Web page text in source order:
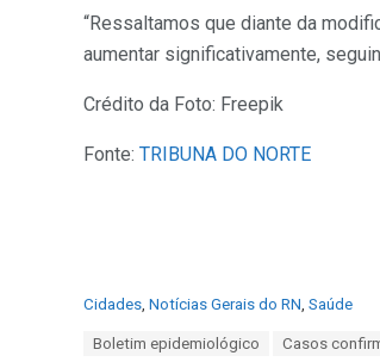
“Ressaltamos que diante da
aumentar significativamente,
Crédito da Foto: Freepik
Fonte: TRIBUNA DO NORTE
C
Cidades Notícias Gerais do RN Saúde
Boletim epidemiológico Casos